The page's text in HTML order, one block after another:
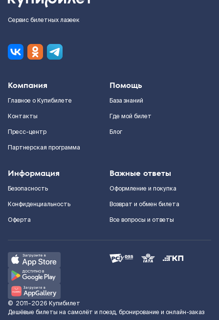
Сервис билетных лазеек
Компания
Главное о Купибилете
Контакты
Пресс-центр
Партнерская программа
Помощь
База знаний
Где мой билет
Блог
Информация
Безопасность
Конфиденциальность
Оферта
Важные ответы
Оформление и покупка
Возврат и обмен билета
Все вопросы и ответы
© 2011–2026 Купибилет
Дешёвые билеты на самолёт и поезд, бронирование и онлайн-заказ